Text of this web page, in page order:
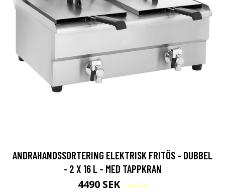
ANDRAHANDSSORTERING ELEKTRISK FRITÖS - DUBBEL
- 2 X 16 L - MED TAPPKRAN
4490 SEK5499 SEK